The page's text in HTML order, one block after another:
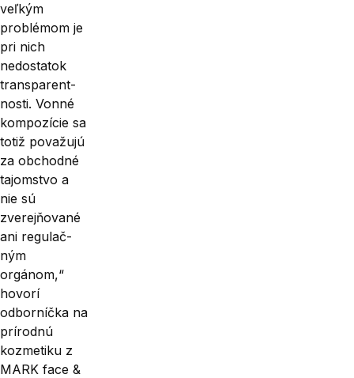
veľkým
problémom je
pri nich
nedostatok
transparent­
nosti. Vonné
kompozície sa
totiž považujú
za obchodné
tajomstvo a
nie sú
zverejňované
ani regulač­
ným
orgánom,“
hovorí
odborníčka na
prírodnú
kozmetiku z
MARK face &